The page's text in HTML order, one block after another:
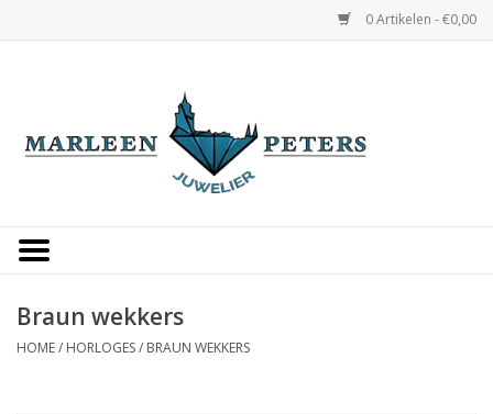
0 Artikelen - €0,00
Occasions
Braun wekkers
HOME/ HORLOGES/ BRAUN WEKKERS